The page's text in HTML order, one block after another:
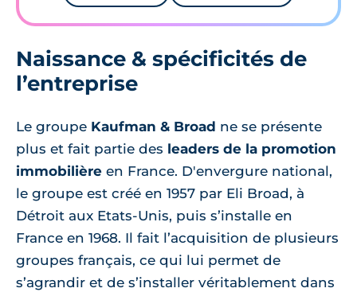
Naissance & spécificités de
l’entreprise
Le groupe Kaufman & Broad ne se présente
plus et fait partie des leaders de la promotion
immobilière en France. D'envergure national,
le groupe est créé en 1957 par Eli Broad, à
Détroit aux Etats-Unis, puis s’installe en
France en 1968. Il fait l’acquisition de plusieurs
groupes français, ce qui lui permet de
s’agrandir et de s’installer véritablement dans